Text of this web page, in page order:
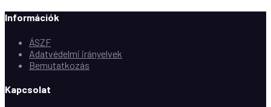
Információk
ÁSZF
Adatvédelmi irányelvek
Bemutatkozás
Kapcsolat